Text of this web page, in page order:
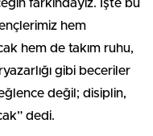
farkındayız. İşte bu
hem
hem de takım ruhu,
gibi beceriler
değil; disiplin,
dedi.